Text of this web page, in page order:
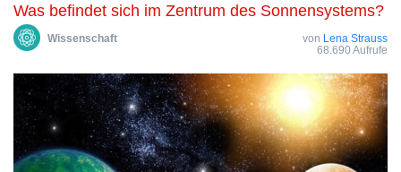
Was befindet sich im Zentrum des Sonnensystems?
Wissenschaft von Lena Strauss
68.690 Aufrufe